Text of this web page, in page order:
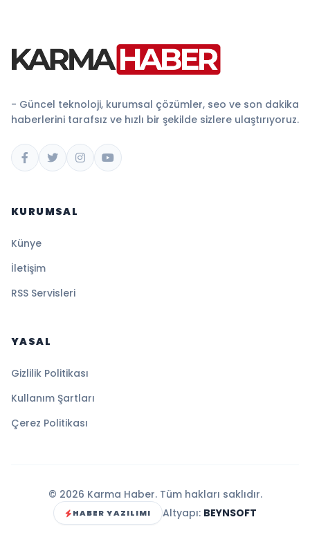
- Güncel teknoloji, kurumsal çözümler, seo ve son dakika
haberlerini tarafsız ve hızlı bir şekilde sizlere ulaştırıyoruz.
KURUMSAL
Künye
İletişim
RSS Servisleri
YASAL
Gizlilik Politikası
Kullanım Şartları
Çerez Politikası
© 2026 Karma Haber. Tüm hakları saklıdır.
HABER YAZILIMI Altyapı: BEYNSOFT